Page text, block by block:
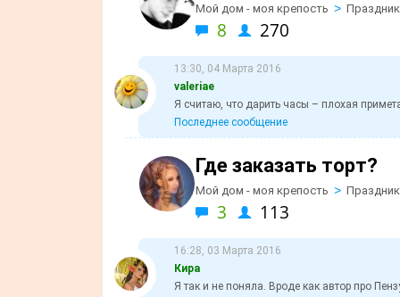
Мой дом - моя крепость >
8 270
13:30, 04 Марта 2016
valeriaе
Я считаю, что дарить часы – плохая
Последнее сообщение
Где заказать торт?
Мой дом - моя крепость >
3 113
16:28, 03 Марта 2016
Кира
Я так и не поняла. Вроде как автор про